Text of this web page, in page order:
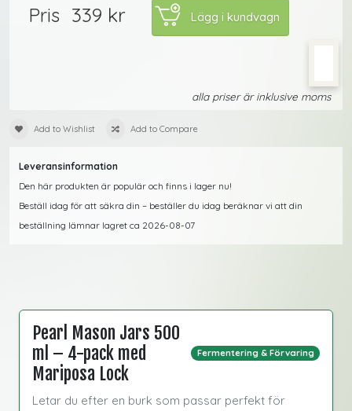
Pris 339 kr
alla priser är inklusive moms
Add to Wishlist Add to Compare
Leveransinformation
Den här produkten är populär och finns i lager nu!
Beställ idag för att säkra din – beställer du idag beräknar vi att din
beställning lämnar lagret ca 2026-08-07
Pearl Mason Jars 500
ml – 4-pack med
Mariposa Lock
Fermentering & Förvaring
Letar du efter en burk som passar perfekt för